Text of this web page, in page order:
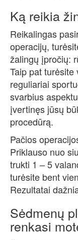
Ką reikia
Reikalingas
operacijų,
žalingų įpročių:
Taip pat
reguliariai
svarbius
įvertinęs jūsų
procedūrą.
Pačios
Priklauso nuo
trukti 1 – 5
turėsite bent
Rezultatai
Sėdmenų
renkasi